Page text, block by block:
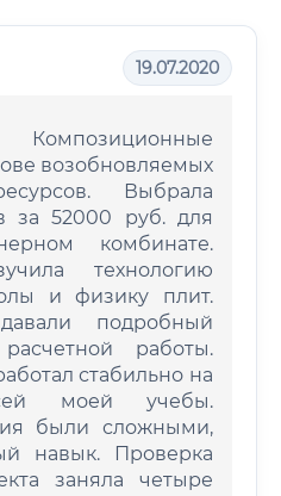
19.07.2020
возобновляемых
Выбрала
за 52000 руб. для
комбинате.
технологию
и физику плит.
подробный
работы.
стабильно на
моей учебы.
были сложными,
навык. Проверка
заняла четыре